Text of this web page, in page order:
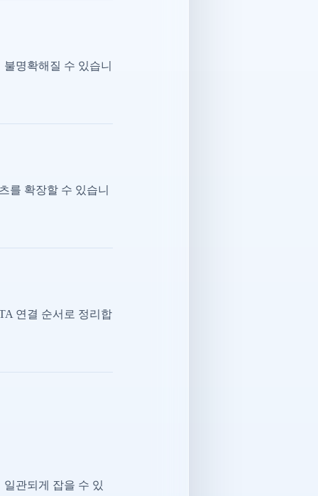
명확해질 수 있습니
를 확장할 수 있습니
연결 순서로 정리합
관되게 잡을 수 있